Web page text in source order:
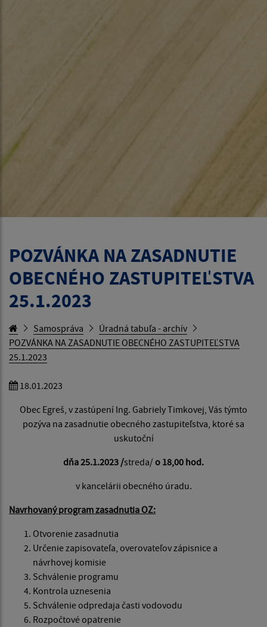
POZVÁNKA NA ZASADNUTIE
OBECNÉHO ZASTUPITEĽSTVA
25.1.2023
Samospráva
Úradná tabuľa - archív
POZVÁNKA NA ZASADNUTIE OBECNÉHO ZASTUPITEĽSTVA
25.1.2023
18.01.2023
Obec Egreš, v zastúpení Ing. Gabriely Timkovej, Vás týmto
pozýva na zasadnutie obecného zastupiteľstva, ktoré sa
uskutoční
dňa 25.1.2023 /streda/ o 18,00 hod.
v kancelárii obecného úradu.
Navrhovaný program zasadnutia OZ:
Otvorenie zasadnutia
Určenie zapisovateľa, overovateľov zápisnice a
návrhovej komisie
Schválenie programu
Kontrola uznesenia
Schválenie odpredaja časti vodovodu
Rozpočtové opatrenie